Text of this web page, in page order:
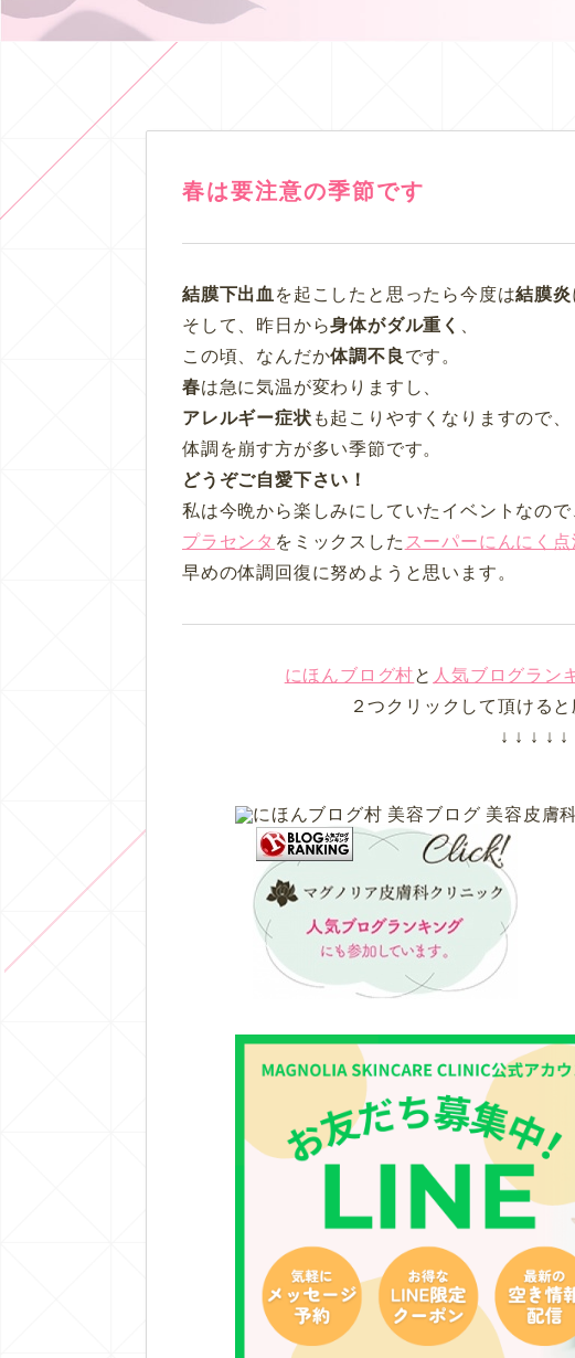
春は要注意の季節です
結膜下出血 を起こしたと思ったら今度は結膜炎
そして、昨日から身体がダル重く
この頃、なんだか体調不良 です。
春は急に気温が変わりますし、
アレルギー症状 も起こりやすくなりますので、
体調を崩す方が多い季節です。
どうぞご自愛下さい！
私は今晩から楽しみにしていたイベントなので
プラセンタ をミックスした スーパーにんにく点
早めの体調回復に努めようと思います。
にほんブログ村と 人気ブログラン
２つクリックして頂ける
↓ ↓ ↓ ↓ ↓